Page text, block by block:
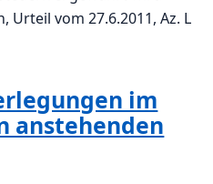
Urteil vom 27.6.2011, Az. L
im
anstehenden